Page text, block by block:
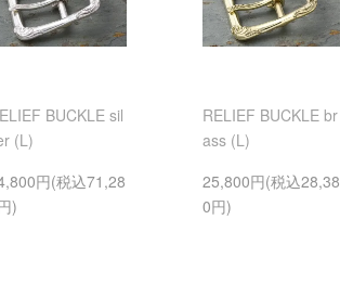
BUCKLE sil
(L)
円(税込71,28
)
RELIEF BUCKLE br
ass (L)
25,800円(税込28,38
0円)